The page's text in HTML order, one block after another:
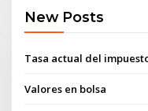
New Posts
Tasa actual del
Valores en bolsa